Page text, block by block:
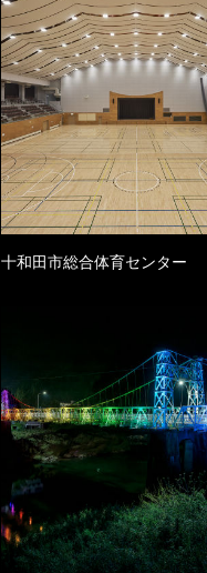
十和田市総合体育センター